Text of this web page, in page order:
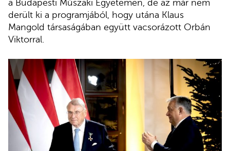
a Budapesti Műszaki Egyetemen, de az már nem
derült ki a programjából, hogy utána Klaus
Mangold társaságában együtt vacsorázott Orbán
Viktorral.